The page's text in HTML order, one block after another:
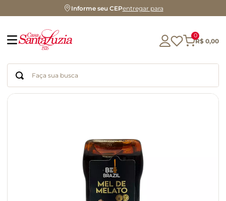
Informe seu CEPentregar para
0
R$ 0,00
Faça sua busca